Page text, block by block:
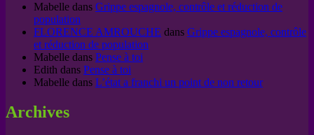
Mabelle dans Grippe espagnole, contrôle et réduction de
population
FLORENCE AMROUCHE dans Grippe espagnole, contrôle
et réduction de population
Mabelle dans Pense à toi
Edith dans Pense à toi
Mabelle dans L’état a franchi un point de non retour
Archives